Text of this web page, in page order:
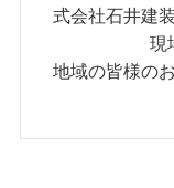
式会社石井建
現
地域の皆様の